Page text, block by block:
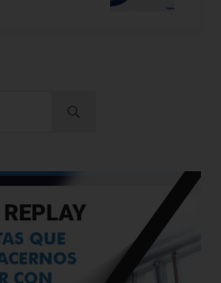
Submeter pesquisa